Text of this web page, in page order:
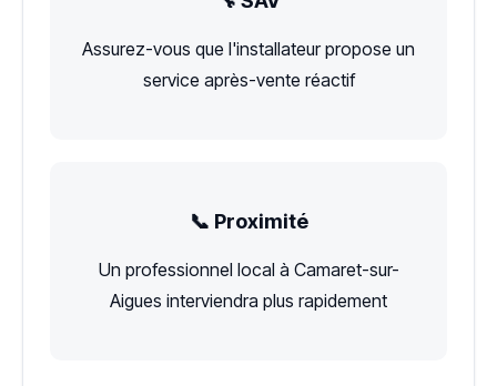
Assurez-vous que l'installateur propose un
service après-vente réactif
📞 Proximité
Un professionnel local à Camaret-sur-
Aigues interviendra plus rapidement